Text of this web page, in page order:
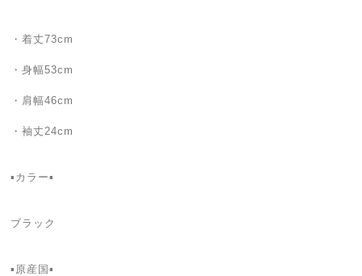
・着丈73cm
・身幅53cm
・肩幅46cm
・袖丈24cm
▪️カラー▪️
ブラック
▪️原産国▪️